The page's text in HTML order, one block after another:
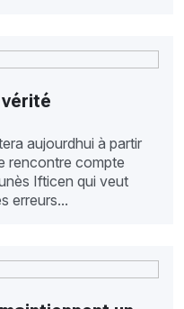
vérité
aujourdhui à partir
rencontre compte
Ifticen qui veut
erreurs...